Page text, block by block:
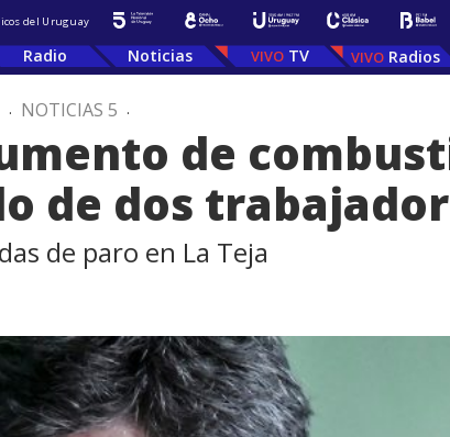
del Uruguay
Radio Noticias TV Radios
. NOTICIAS 5 .
de
de dos
de paro en La Teja